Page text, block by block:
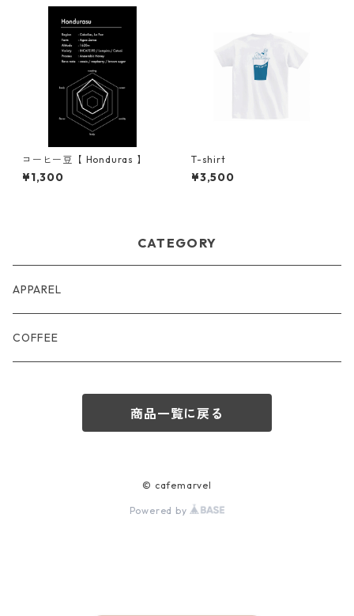
コーヒー豆【 Honduras 】
¥1,300
T-shirt
¥3,500
CATEGORY
APPAREL
COFFEE
商品一覧に戻る
© cafemarvel
Powered by